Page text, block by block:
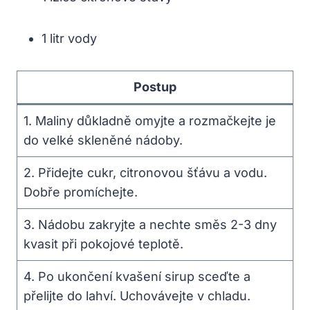
1 litr vody
Postup
1. Maliny důkladně omyjte a rozmačkejte je
do velké skleněné nádoby.
2. Přidejte cukr, citronovou šťávu a vodu.
Dobře promíchejte.
3. Nádobu zakryjte a nechte směs 2-3 dny
kvasit při pokojové teplotě.
4. Po ukončení kvašení sirup sceďte a
přelijte do lahví. Uchovávejte v chladu.